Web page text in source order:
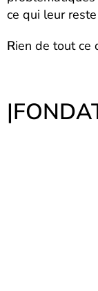
ce qui leur
Rien de tout ce
|